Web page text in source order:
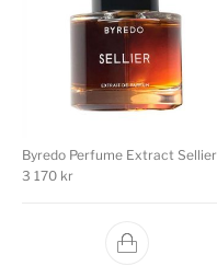
Byredo Perfume Extract Sellier
3 170 kr